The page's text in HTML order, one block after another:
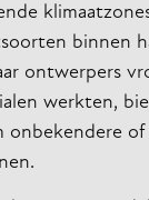
binnen
ontwerpers
werkten,
onbekendere